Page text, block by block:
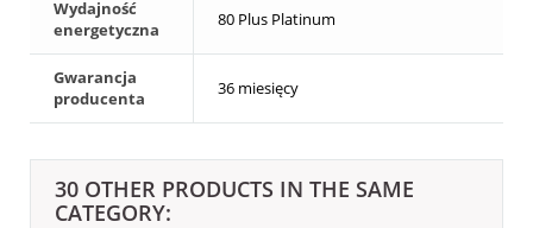
Wydajność
energetyczna
80 Plus Platinum
Gwarancja
producenta
36 miesięcy
30 OTHER PRODUCTS IN THE SAME
CATEGORY: